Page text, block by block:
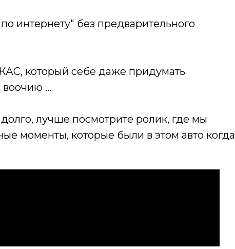
интернету" без предварительного
который себе даже придумать
воочию …
лучше посмотрите ролик, где мы
моменты, которые были в этом авто когда